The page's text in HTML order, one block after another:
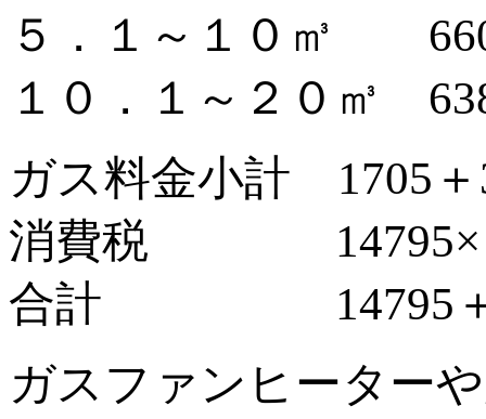
５．１～１０㎥
１０．１～２０㎥
ガス料金小計 1705＋
消費税 14795×８
合計 14795＋
ガスファンヒーター